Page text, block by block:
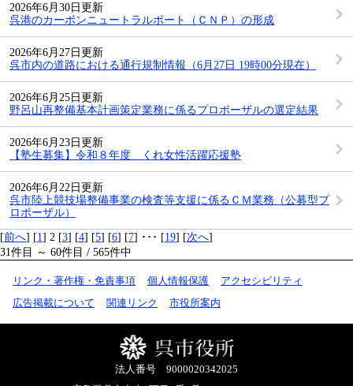
2026年6月30日更新
呉港のカーボンニュートラルポート（ＣＮＰ）の形成
2026年6月27日更新
呉市内の道路における通行規制情報（6月27日 19時00分現在）
2026年6月25日更新
野呂山再整備基本計画策定業務に係るプロポーザルの選定結果
2026年6月23日更新
【塾生募集】令和８年度 くれ女性活躍応援塾
2026年6月22日更新
呉市陸上競技場整備事業の検査等支援に係るＣＭ業務（公募型プ
ロポーザル）
[前へ] [1 ] 2 [3] [4] [5] [6] [7] ･･･ [19] [次へ]
31件目 ～ 60件目 / 565件中
リンク・著作権・免責事項 個人情報保護
アクセシビリティ
広告掲載について
関連リンク 市役所案内
法人番号 9000020342025